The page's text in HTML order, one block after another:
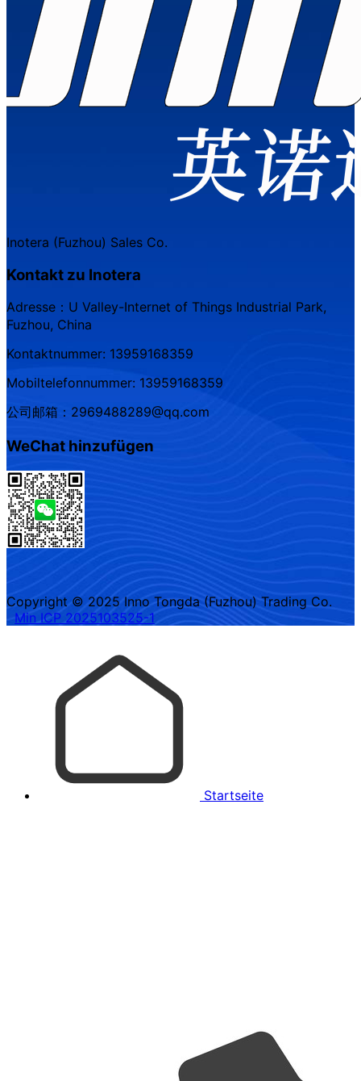
Inotera (Fuzhou) Sales Co.
Kontakt zu Inotera
Adresse：U Valley-Internet of Things Industrial Park,
Fuzhou, China
Kontaktnummer: 13959168359
Mobiltelefonnummer: 13959168359
公司邮箱：2969488289@qq.com
WeChat hinzufügen
Copyright © 2025 Inno Tongda (Fuzhou) Trading Co.
Min ICP 2025103525-1
Startseite